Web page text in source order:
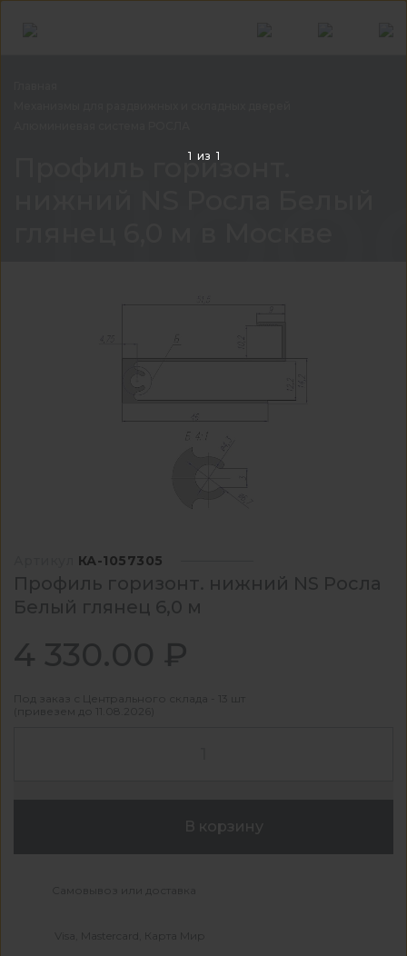
Профиль горизонт.
КА-1057305
Профиль горизонт. нижний NS Росла
Белый глянец 6,0 м
4 330.00 ₽
Под заказ с Центрального склада - 13 шт
(привезем до 11.08.2026)
В корзину
Самовывоз или доставка
Visa, Mastercard, Карта Мир
1 из 1